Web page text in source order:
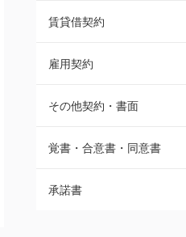
売買契約
株主総会議事録・関連書類
請負契約
フランチャイズ契約
賃貸借契約
賃貸借契約
雇用契約
その他契約・書面
覚書・合意書・同意書
承諾書